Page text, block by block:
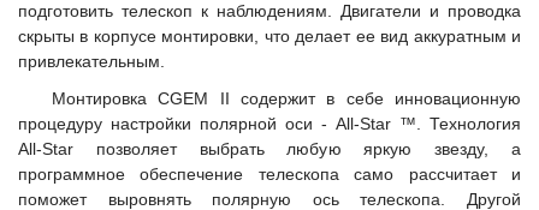
подготовить телескоп к наблюдениям. Двигатели и проводка
скрыты в корпусе монтировки, что делает ее вид аккуратным и
привлекательным.
Монтировка CGEM II содержит в себе инновационную
процедуру настройки полярной оси - All-Star ™. Технология
All-Star позволяет выбрать любую яркую звезду, а
программное обеспечение телескопа само рассчитает и
поможет выровнять полярную ось телескопа. Другой